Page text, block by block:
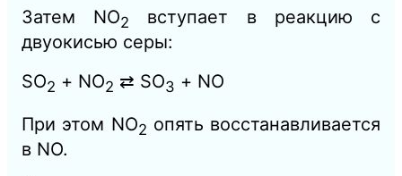
Затем NО2
вступает в реакцию с
двуокисью серы:
SО2 + NО2 ⇄ SО3 + NO
При этом NO2 опять восстанавливается
в NО.